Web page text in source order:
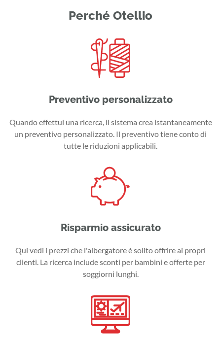
Perché Otellio
Preventivo personalizzato
Quando effettui una ricerca, il sistema crea istantaneamente
un preventivo personalizzato. Il preventivo tiene conto di
tutte le riduzioni applicabili.
Risparmio assicurato
Qui vedi i prezzi che l'albergatore è solito offrire ai propri
clienti. La ricerca include sconti per bambini e offerte per
soggiorni lunghi.